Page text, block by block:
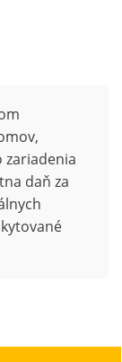
zariadenia
daň za